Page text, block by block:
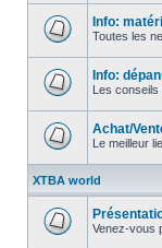
message
non
message
non
Info:
Toutes les
message
non
Info:
Les conseils
message
non
lu
Achat/
Le meilleur
XTBA world
Venez-vous